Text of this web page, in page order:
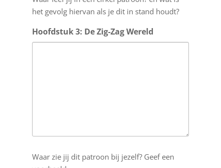
het gevolg hiervan als je dit in stand houdt?
Hoofdstuk 3: De Zig-Zag Wereld
Waar zie jij dit patroon bij jezelf? Geef een